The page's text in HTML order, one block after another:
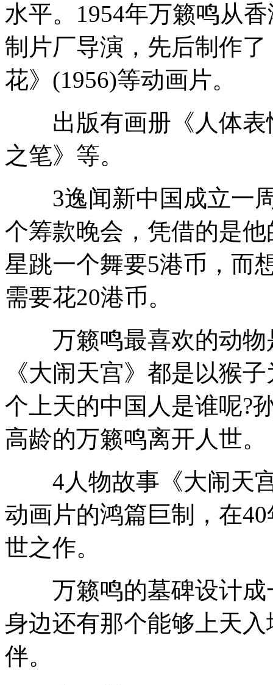
水平。1954年万籁鸣从
制片厂导演，先后制作
花》(1956)等动画片。
出版有画册《人体表
之笔》等。
3逸闻新中国成立一周
个筹款晚会，凭借的是
星跳一个舞要5港币，而
需要花20港币。
万籁鸣最喜欢的动物
《大闹天宫》都是以猴
个上天的中国人是谁呢?
高龄的万籁鸣离开人世。
4人物故事《大闹天宫
动画片的鸿篇巨制，在
世之作。
万籁鸣的墓碑设计成
身边还有那个能够上天
伴。